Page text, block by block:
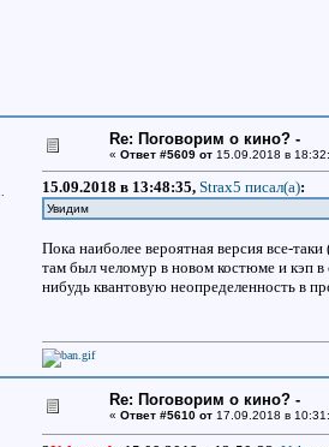
Re: Поговорим о кино? -
« Ответ #5609 от 15.09.2018 в
15.09.2018 в 13:48:35, Strax5 писал(a):
Увидим
Пока наиболее вероятная версия все-
там был челомур в новом костюме и кэп
нибудь квантовую неопределенность в
Re: Поговорим о кино? -
« Ответ #5610 от 17.09.2018 в